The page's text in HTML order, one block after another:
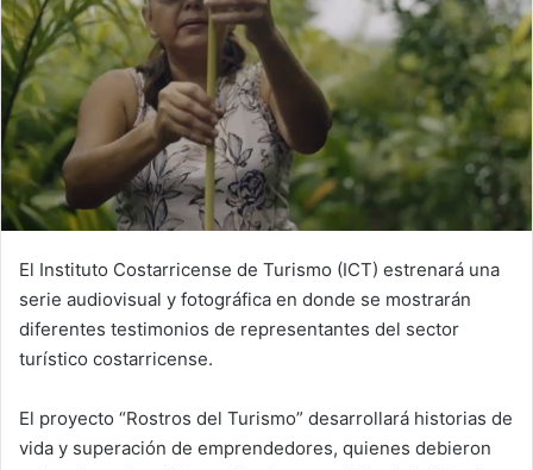
El Instituto Costarricense de Turismo (ICT) estrenará una
serie audiovisual y fotográfica en donde se mostrarán
diferentes testimonios de representantes del sector
turístico costarricense.
El proyecto “Rostros del Turismo” desarrollará historias de
vida y superación de emprendedores, quienes debieron